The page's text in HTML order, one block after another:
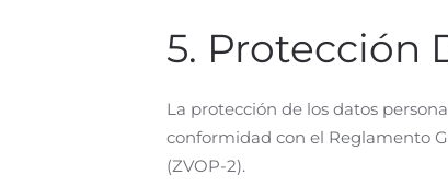
5. Protección
La protección de los datos
conformidad con el Reglamento
(ZVOP-2).